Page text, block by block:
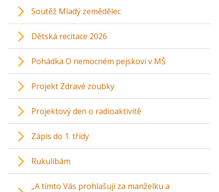
Soutěž Mladý zemědělec
Dětská recitace 2026
Pohádka O nemocném pejskovi v MŠ
Projekt Zdravé zoubky
Projektový den o radioaktivitě
Zápis do 1. třídy
Rukulíbám
„A tímto Vás prohlašuji za manželku a